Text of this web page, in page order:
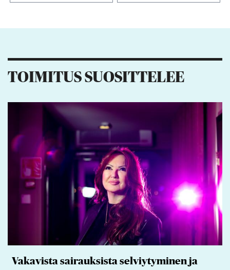
TOIMITUS SUOSITTELEE
Vakavista sairauksista selviytyminen ja